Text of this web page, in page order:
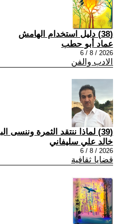
(38) دليل استخدام الهامش
عماد أبو حطب
2026 / 8 / 6
الادب والفن
(39) لماذا ننتقد الثمرة وننسى البذرة؟
خالد علي سليفاني
2026 / 8 / 6
قضايا ثقافية